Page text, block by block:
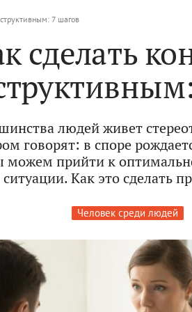
7 шагов
сделать
людей живет
говорят: в споре
можем прийти к
ситуации. Как это сделать
Человек среди людей